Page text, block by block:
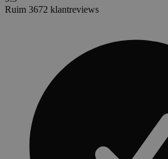
Ruim 3672 klantreviews